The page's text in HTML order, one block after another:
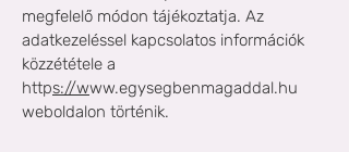
megfelelő módon tájékoztatja. Az
adatkezeléssel kapcsolatos információk
közzététele a
https://www.egysegbenmagaddal.hu
weboldalon történik.